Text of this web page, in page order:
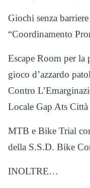
Giochi senza
“Coordinamento
Escape Room per la
gioco d’azzardo
Contro
Locale Gap Ats
MTB e Bike Trial
della S.S.D. Bike
INOLTRE…